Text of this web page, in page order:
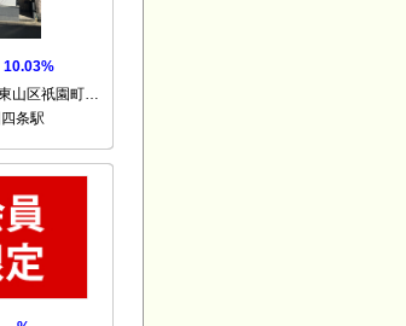
10.03%
山区祇園町…
条駅